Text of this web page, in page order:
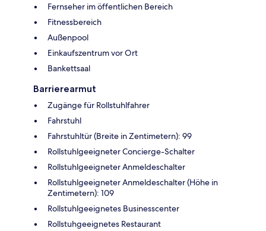
Fernseher im öffentlichen Bereich
Fitnessbereich
Außenpool
Einkaufszentrum vor Ort
Bankettsaal
Barrierearmut
Zugänge für Rollstuhlfahrer
Fahrstuhl
Fahrstuhltür (Breite in Zentimetern): 99
Rollstuhlgeeigneter Concierge-Schalter
Rollstuhlgeeigneter Anmeldeschalter
Rollstuhlgeeigneter Anmeldeschalter (Höhe in
Zentimetern): 109
Rollstuhlgeeignetes Businesscenter
Rollstuhgeeignetes Restaurant